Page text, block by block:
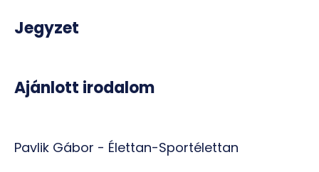
Jegyzet
Ajánlott irodalom
Pavlik Gábor - Élettan-Sportélettan